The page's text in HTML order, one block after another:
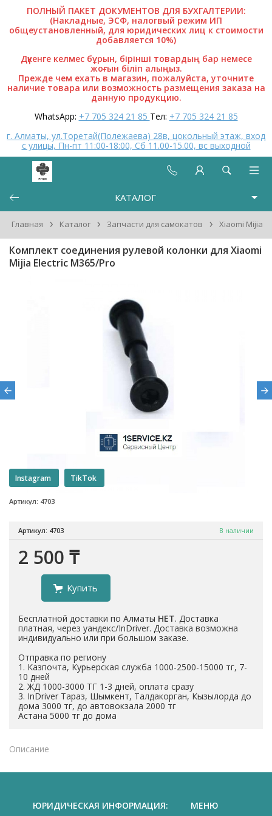
ПОЛНЫЙ ПАКЕТ ДОКУМЕНТОВ ДЛЯ БУХГАЛТЕРИИ:
(Накладные, ЭСФ, налогвый режим ИП
общеустановленный, для юридических лиц к стоимости
добавляется 10%)
Дүкенге келмес бұрын, бірінші товардың бар немесе
жоғын біліп алыңыз.
Прежде чем ехать в магазин, пожалуйста, уточните
наличие товара или возможность размещения заказа на
данную продукцию.
WhatsApp: +7 705 324 21 85 Тел: +7 705 324 21 85
г. Алматы, ул.Торетай(Полежаева) 28в, цокольный этаж, вход
с улицы, Пн-пт 11:00-18:00, Сб 11.00-15.00, вс выходной
КАТАЛОГ
Главная › Каталог › Запчасти для самокатов › Xiaomi Mijia
Комплект соединения рулевой колонки для Xiaomi
Mijia Electric M365/Pro
Артикул: 4703
Instagram TikTok
Артикул: 4703 В наличии
2 500 ₸
Купить
Бесплатной доставки по Алматы НЕТ. Доставка
платная, через уандекс/InDriver. Доставка возможна
индивидуально или при большом заказе.
Отправка по региону
1. Казпочта, Курьерская служба 1000-2500-15000 тг, 7-
10 дней
2. ЖД 1000-3000 ТГ 1-3 дней, оплата сразу
3. InDriver Тараз, Шымкент, Талдакорган, Кызылорда до
дома 3000 тг, до автовокзала 2000 тг
Астана 5000 тг до дома
Описание
ЮРИДИЧЕСКАЯ ИНФОРМАЦИЯ: МЕНЮ